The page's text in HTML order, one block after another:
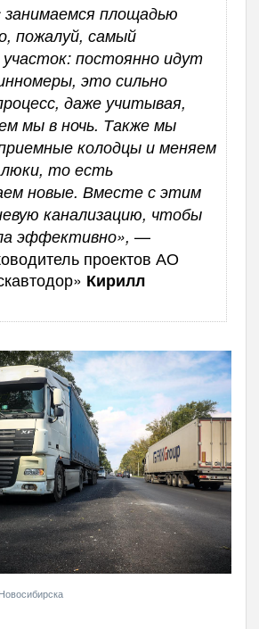
занимаемся площадью
пожалуй, самый
постоянно идут
это сильно
даже учитывая,
мы в ночь. Также мы
колодцы и меняем
то есть
новые. Вместе с этим
канализацию, чтобы
эффективно», —
проектов АО
Кирилл